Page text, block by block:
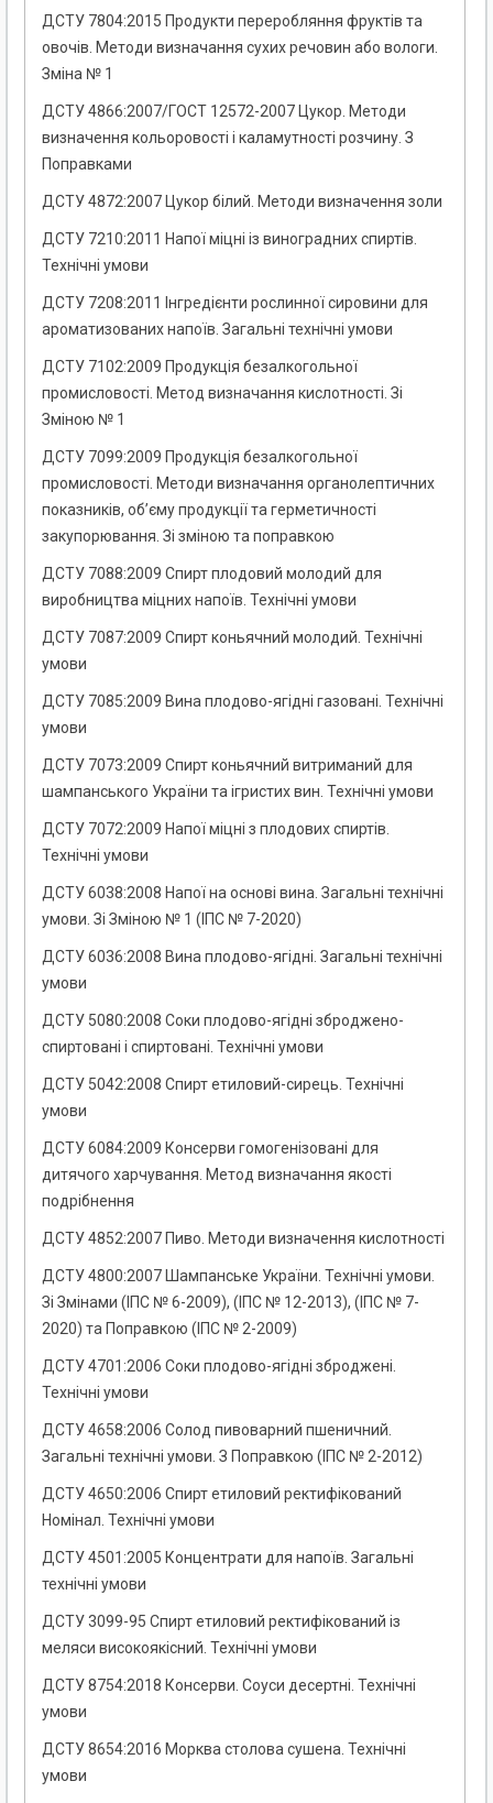
ДСТУ 7804:2015 Продукти переробляння фруктів та
овочів. Методи визначання сухих речовин або вологи.
Зміна № 1
ДСТУ 4866:2007/ГОСТ 12572-2007 Цукор. Методи
визначення кольоровості і каламутності розчину. З
Поправками
ДСТУ 4872:2007 Цукор білий. Методи визначення золи
ДСТУ 7210:2011 Напої міцні із виноградних спиртів.
Технічні умови
ДСТУ 7208:2011 Інгредієнти рослинної сировини для
ароматизованих напоїв. Загальні технічні умови
ДСТУ 7102:2009 Продукція безалкогольної
промисловості. Метод визначання кислотності. Зі
Зміною № 1
ДСТУ 7099:2009 Продукція безалкогольної
промисловості. Методи визначання органолептичних
показників, об’єму продукції та герметичності
закупорювання. Зі зміною та поправкою
ДСТУ 7088:2009 Спирт плодовий молодий для
виробництва міцних напоїв. Технічні умови
ДСТУ 7087:2009 Спирт коньячний молодий. Технічні
умови
ДСТУ 7085:2009 Вина плодово-ягідні газовані. Технічні
умови
ДСТУ 7073:2009 Спирт коньячний витриманий для
шампанського України та ігристих вин. Технічні умови
ДСТУ 7072:2009 Напої міцні з плодових спиртів.
Технічні умови
ДСТУ 6038:2008 Напої на основі вина. Загальні технічні
умови. Зі Зміною № 1 (ІПС № 7-2020)
ДСТУ 6036:2008 Вина плодово-ягідні. Загальні технічні
умови
ДСТУ 5080:2008 Соки плодово-ягідні зброджено-
спиртовані і спиртовані. Технічні умови
ДСТУ 5042:2008 Спирт етиловий-сирець. Технічні
умови
ДСТУ 6084:2009 Консерви гомогенізовані для
дитячого харчування. Метод визначання якості
подрібнення
ДСТУ 4852:2007 Пиво. Методи визначення кислотності
ДСТУ 4800:2007 Шампанське України. Технічні умови.
Зі Змінами (ІПС № 6-2009), (ІПС № 12-2013), (ІПС № 7-
2020) та Поправкою (ІПС № 2-2009)
ДСТУ 4701:2006 Соки плодово-ягідні зброджені.
Технічні умови
ДСТУ 4658:2006 Солод пивоварний пшеничний.
Загальні технічні умови. З Поправкою (ІПС № 2-2012)
ДСТУ 4650:2006 Спирт етиловий ректифікований
Номінал. Технічні умови
ДСТУ 4501:2005 Концентрати для напоїв. Загальні
технічні умови
ДСТУ 3099-95 Спирт етиловий ректифікований із
меляси високоякісний. Технічні умови
ДСТУ 8754:2018 Консерви. Соуси десертні. Технічні
умови
ДСТУ 8654:2016 Морква столова сушена. Технічні
умови